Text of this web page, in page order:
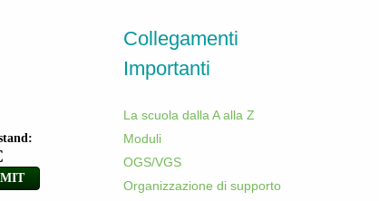
Collegamenti
Importanti
La scuola dalla A alla Z
Moduli
OGS/VGS
Organizzazione di supporto